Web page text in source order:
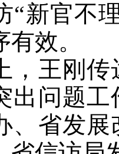
“新官不
效。
王刚传达
出问题
、省发